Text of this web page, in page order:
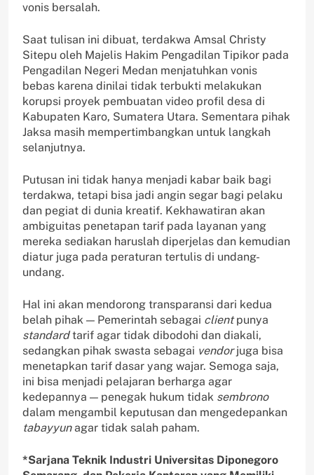
vonis bersalah.
Saat tulisan ini dibuat, terdakwa Amsal Christy
Sitepu oleh Majelis Hakim Pengadilan Tipikor pada
Pengadilan Negeri Medan menjatuhkan vonis
bebas karena dinilai tidak terbukti melakukan
korupsi proyek pembuatan video profil desa di
Kabupaten Karo, Sumatera Utara. Sementara pihak
Jaksa masih mempertimbangkan untuk langkah
selanjutnya.
Putusan ini tidak hanya menjadi kabar baik bagi
terdakwa, tetapi bisa jadi angin segar bagi pelaku
dan pegiat di dunia kreatif. Kekhawatiran akan
ambiguitas penetapan tarif pada layanan yang
mereka sediakan haruslah diperjelas dan kemudian
diatur juga pada peraturan tertulis di undang-
undang.
Hal ini akan mendorong transparansi dari kedua
belah pihak — Pemerintah sebagai clientpunya
standardtarif agar tidak dibodohi dan diakali,
sedangkan pihak swasta sebagai vendorjuga bisa
menetapkan tarif dasar yang wajar. Semoga saja,
ini bisa menjadi pelajaran berharga agar
kedepannya — penegak hukum tidak sembrono
dalam mengambil keputusan dan mengedepankan
tabayyunagar tidak salah paham.
*Sarjana Teknik Industri Universitas Diponegoro